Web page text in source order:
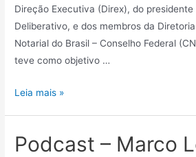
Direção Executiva (Direx), do presidente
Deliberativo, e dos membros da
Notarial do Brasil – Conselho Federal
teve como objetivo …
Leia mais »
Podcast – Marco